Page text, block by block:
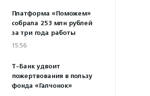
Платформа «Поможем»
собрала 253 млн рублей
за три года работы
15:56
Т-Банк удвоит
пожертвования в пользу
фонда «Галчонок»